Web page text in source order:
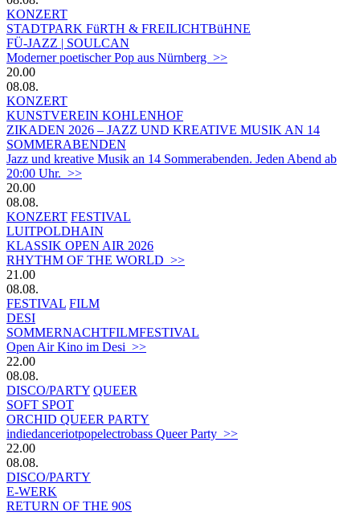
KONZERT
STADTPARK FüRTH & FREILICHTBüHNE
FÜ-JAZZ | SOULCAN
Moderner poetischer Pop aus Nürnberg >>
20.00
08.08.
KONZERT
KUNSTVEREIN KOHLENHOF
ZIKADEN 2026 – JAZZ UND KREATIVE MUSIK AN 14
SOMMERABENDEN
Jazz und kreative Musik an 14 Sommerabenden. Jeden Abend ab
20:00 Uhr. >>
20.00
08.08.
KONZERT FESTIVAL
LUITPOLDHAIN
KLASSIK OPEN AIR 2026
RHYTHM OF THE WORLD >>
21.00
08.08.
FESTIVAL FILM
DESI
SOMMERNACHTFILMFESTIVAL
Open Air Kino im Desi >>
22.00
08.08.
DISCO/PARTY QUEER
SOFT SPOT
ORCHID QUEER PARTY
indiedanceriotpopelectrobass Queer Party >>
22.00
08.08.
DISCO/PARTY
E-WERK
RETURN OF THE 90S